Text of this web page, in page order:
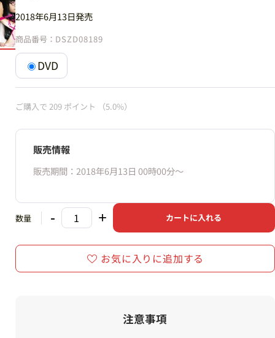
2018年6月13日発売
商品番号： DSZD08189
DVD
ご購入で 209 ポイント （5.0%）
販売情報
販売期間：2018年6月13日 00時00分〜
数量 - + カートに入れる
お気に入りに追加する
注意事項